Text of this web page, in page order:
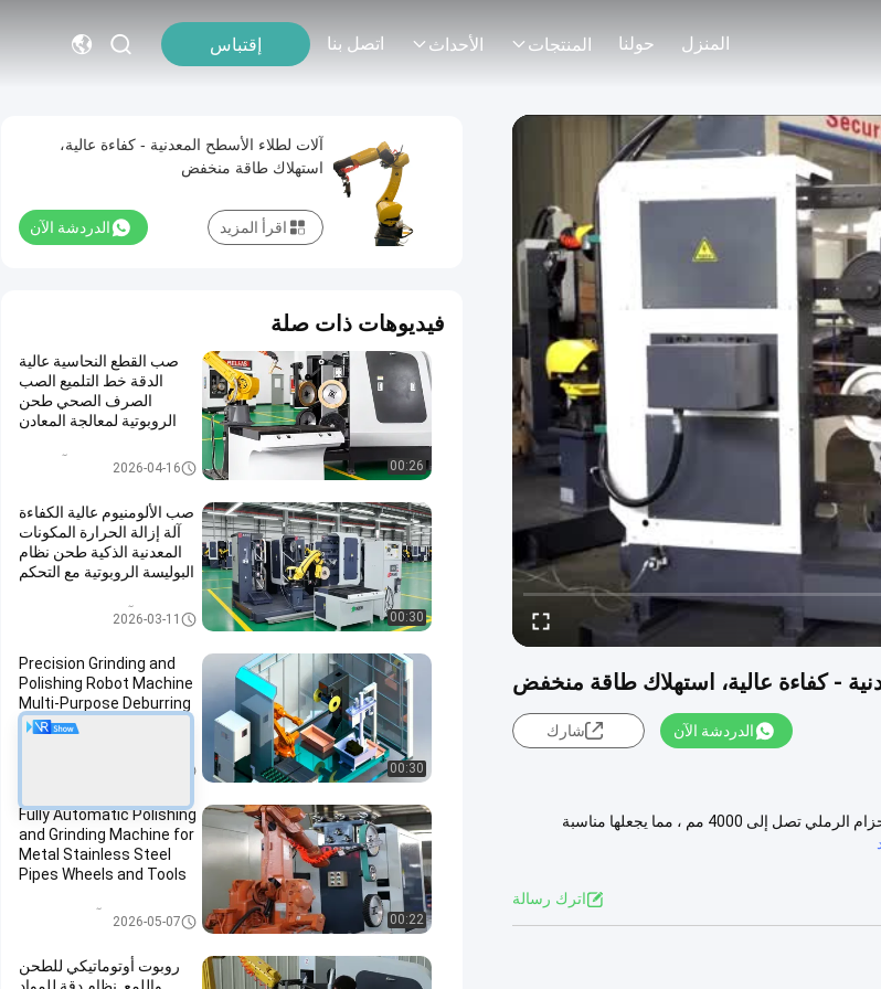
المنزل حولنا المنتجات الأحداث اتصل بنا إقتباس
- كفاءة عالية، استهلاك طاقة منخفض
الدردشة الآن شارك
وصف المنتج: آلة طحن الروبوت هي خلية روبوتية عالية الأداء تتميز بروبوت FANUC. قياسات الحزام الرملي تصل إلى 4000 مم ، مما يجعلها مناسبة
اترك رسالة
آلات لطلاء الأسطح المعدنية - كفاءة عالية،
استهلاك طاقة منخفض
الدردشة الآن اقرأ المزيد
فيديوهات ذات صلة
00:26
صب القطع النحاسية عالية
الدقة خط التلميع الصب
الصرف الصحي طحن
الروبوتية لمعالجة المعادن
2026-04-16
00:30
صب الألومنيوم عالية الكفاءة
آلة إزالة الحرارة المكونات
المعدنية الذكية طحن نظام
البوليسة الروبوتية مع التحكم
آلة تلميع طحن تلقائي2026-03-11
00:30
Precision Grinding and
Polishing Robot Machine
Multi-Purpose Deburring
Machine for Hardware
00:22
Fully Automatic Polishing
and Grinding Machine for
Metal Stainless Steel
Pipes Wheels and Tools
2026-05-07
روبوت أوتوماتيكي للطحن